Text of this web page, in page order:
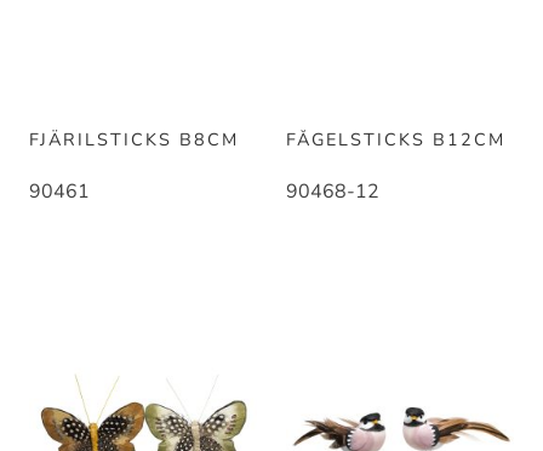
FJÄRILSTICKS B8CM
90461
FÅGELSTICKS B12CM
90468-12